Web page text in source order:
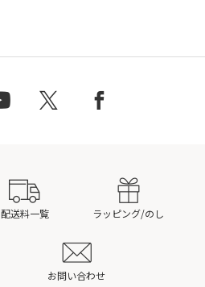
配送料一覧 ラッピング/のし
お問い合わせ